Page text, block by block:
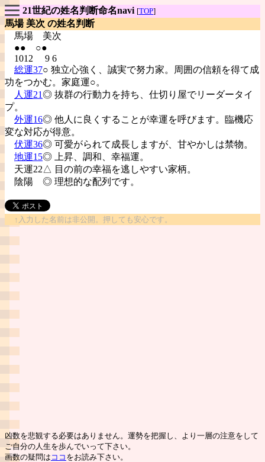
21世紀の姓名判断命名navi [TOP]
馬場 美次 の姓名判断
馬場 美次
●● ○●
1012 9 6
総運37○ 独立心強く、誠実で努力家。周囲の信頼を得て成
功をつかむ。家庭運○。
人運21◎ 抜群の行動力を持ち、仕切り屋でリーダータイ
プ。
外運16◎ 他人に良くすることが幸運を呼びます。臨機応
変な対応が得意。
伏運36◎ 可愛がられて成長しますが、甘やかしは禁物。
地運15◎ 上昇、調和、幸福運。
天運22△ 目の前の幸福を逃しやすい家柄。
陰陽 ◎ 理想的な配列です。
↑入力した名前は非公開。押しても安心です。
凶数を悲観する必要はありません。運勢を把握し、より一層の注意をして
ご自分の人生を歩んでいって下さい。
画数の疑問は ココ をお読み下さい。